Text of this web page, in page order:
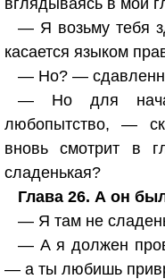
вглядываясь в мои
— Я возьму тебя
касается языком
— Но? —
— Но для
любопытство, —
вновь смотрит в
сладенькая?
Глава 26. А он
— Я там не
— А я должен
— а ты любишь